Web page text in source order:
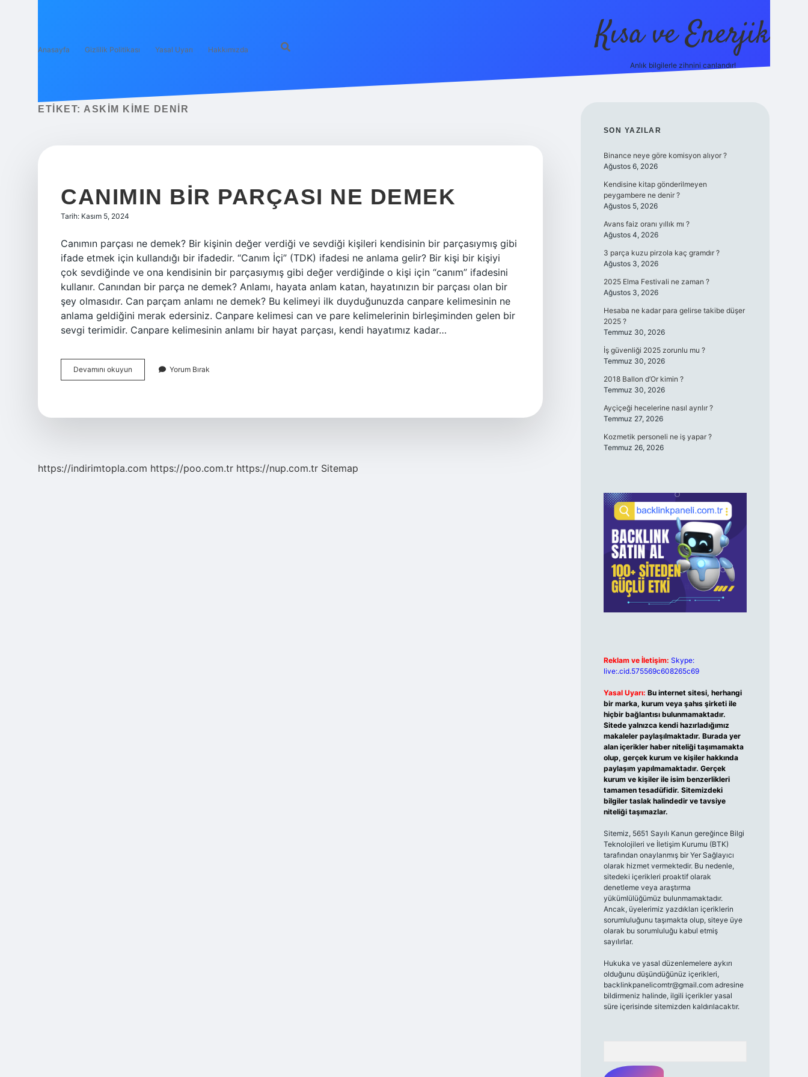
Anasayfa Gizlilik Politikası Yasal Uyarı Hakkımızda Kısa ve Enerjik
Anlık bilgilerle zihnini canlandır!
ETIKET: ASKIM KIME DENIR
CANIMIN BIR PARÇASI NE DEMEK
Tarih: Kasım 5, 2024
Canımın parçası ne demek? Bir kişinin değer verdiği ve sevdiği kişileri kendisinin bir parçasıymış gibi
ifade etmek için kullandığı bir ifadedir. “Canım İçi” (TDK) ifadesi ne anlama gelir? Bir kişi bir kişiyi
çok sevdiğinde ve ona kendisinin bir parçasıymış gibi değer verdiğinde o kişi için “canım” ifadesini
kullanır. Canından bir parça ne demek? Anlamı, hayata anlam katan, hayatınızın bir parçası olan bir
şey olmasıdır. Can parçam anlamı ne demek? Bu kelimeyi ilk duyduğunuzda canpare kelimesinin ne
anlama geldiğini merak edersiniz. Canpare kelimesi can ve pare kelimelerinin birleşiminden gelen bir
sevgi terimidir. Canpare kelimesinin anlamı bir hayat parçası, kendi hayatımız kadar…
Devamını okuyun Canımın
Bir
Yorum Bırak
https://indirimtopla.com https://poo.com.tr https://nup.com.tr Sitemap
SIDEBAR
SON YAZILAR
Binance neye göre komisyon alıyor ?
Ağustos 6, 2026
Kendisine kitap gönderilmeyen
peygambere ne denir ?
Ağustos 5, 2026
Avans faiz oranı yıllık mı ?
Ağustos 4, 2026
3 parça kuzu pirzola kaç gramdır ?
Ağustos 3, 2026
2025 Elma Festivali ne zaman ?
Ağustos 3, 2026
Hesaba ne kadar para gelirse takibe düşer
2025 ?
Temmuz 30, 2026
İş güvenliği 2025 zorunlu mu ?
Temmuz 30, 2026
2018 Ballon d’Or kimin ?
Temmuz 30, 2026
Ayçiçeği hecelerine nasıl ayrılır ?
Temmuz 27, 2026
Kozmetik personeli ne iş yapar ?
Temmuz 26, 2026
Reklam ve İletişim: Skype:
live:.cid.575569c608265c69
Yasal Uyarı: Bu internet sitesi, herhangi
bir marka, kurum veya şahıs şirketi ile
hiçbir bağlantısı bulunmamaktadır.
Sitede yalnızca kendi hazırladığımız
makaleler paylaşılmaktadır. Burada yer
alan içerikler haber niteliği taşımamakta
olup, gerçek kurum ve kişiler hakkında
paylaşım yapılmamaktadır. Gerçek
kurum ve kişiler ile isim benzerlikleri
tamamen tesadüfidir. Sitemizdeki
bilgiler taslak halindedir ve tavsiye
niteliği taşımazlar.
Sitemiz, 5651 Sayılı Kanun gereğince Bilgi
Teknolojileri ve İletişim Kurumu (BTK)
tarafından onaylanmış bir Yer Sağlayıcı
olarak hizmet vermektedir. Bu nedenle,
sitedeki içerikleri proaktif olarak
denetleme veya araştırma
yükümlülüğümüz bulunmamaktadır.
Ancak, üyelerimiz yazdıkları içeriklerin
sorumluluğunu taşımakta olup, siteye üye
olarak bu sorumluluğu kabul etmiş
sayılırlar.
Hukuka ve yasal düzenlemelere aykırı
olduğunu düşündüğünüz içerikleri,
backlinkpanelicomtr@gmail.comadresine
bildirmeniz halinde, ilgili içerikler yasal
süre içerisinde sitemizden kaldırılacaktır.